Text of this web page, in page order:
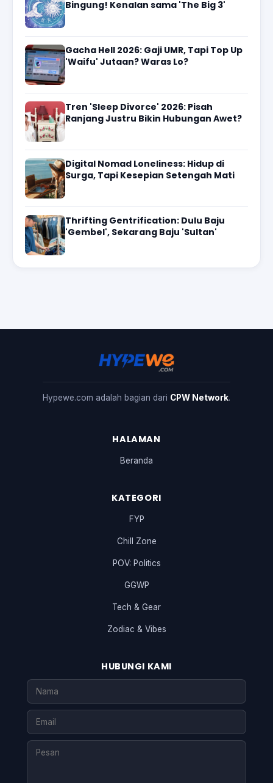
Bingung! Kenalan sama 'The Big 3'
Gacha Hell 2026: Gaji UMR, Tapi Top Up
'Waifu' Jutaan? Waras Lo?
Tren 'Sleep Divorce' 2026: Pisah
Ranjang Justru Bikin Hubungan Awet?
Digital Nomad Loneliness: Hidup di
Surga, Tapi Kesepian Setengah Mati
Thrifting Gentrification: Dulu Baju
'Gembel', Sekarang Baju 'Sultan'
Hypewe.com adalah bagian dari CPW Network.
HALAMAN
Beranda
KATEGORI
FYP
Chill Zone
POV: Politics
GGWP
Tech & Gear
Zodiac & Vibes
HUBUNGI KAMI